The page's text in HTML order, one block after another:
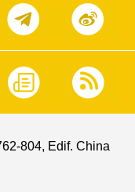
804, Edif. China